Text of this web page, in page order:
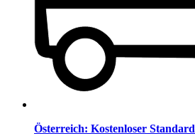
Österreich: Kostenloser